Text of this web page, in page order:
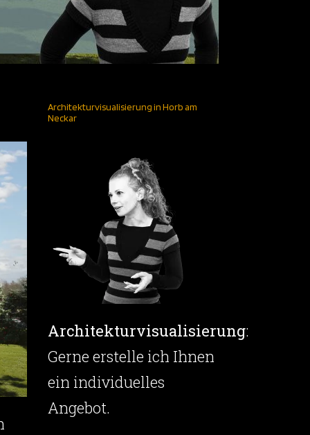
Architekturvisualisierung in Horb am
Neckar
Architekturvisualisierung:
Gerne erstelle ich Ihnen
ein individuelles
Angebot.